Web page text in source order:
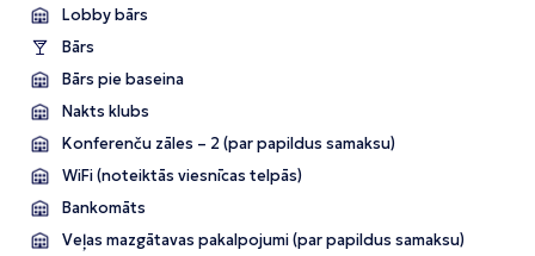
Lobby bārs
Bārs
Bārs pie baseina
Nakts klubs
Konferenču zāles – 2 (par papildus samaksu)
WiFi (noteiktās viesnīcas telpās)
Bankomāts
Veļas mazgātavas pakalpojumi (par papildus samaksu)